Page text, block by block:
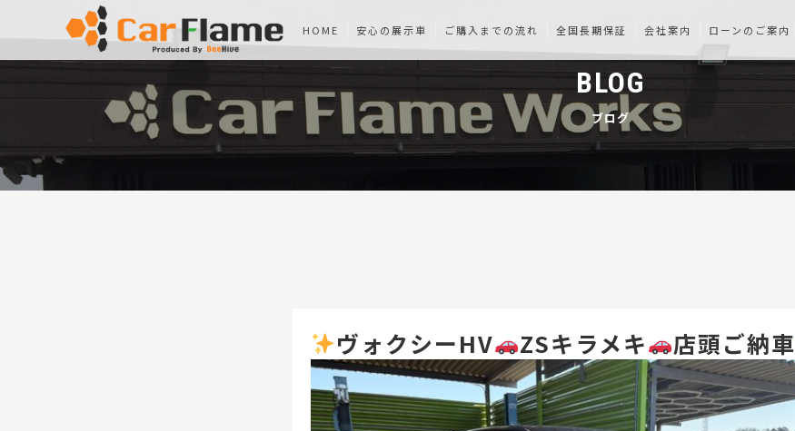
HOME 安心の展示車 ご購入までの流れ 全国長期保証 会社案内 ローンのご案内
BLOG
ブログ
ヴォクシーHV ZSキラメキ 店頭ご納車